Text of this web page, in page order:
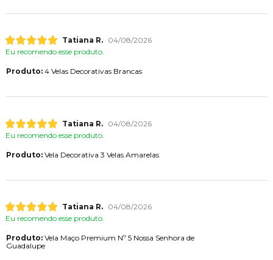
Tatiana R.
04/08/2026
Eu recomendo esse produto.
Produto:4 Velas Decorativas Brancas
Tatiana R.
04/08/2026
Eu recomendo esse produto.
Produto:Vela Decorativa 3 Velas Amarelas
Tatiana R.
04/08/2026
Eu recomendo esse produto.
Produto:Vela Maço Premium Nº 5 Nossa Senhora de
Guadalupe